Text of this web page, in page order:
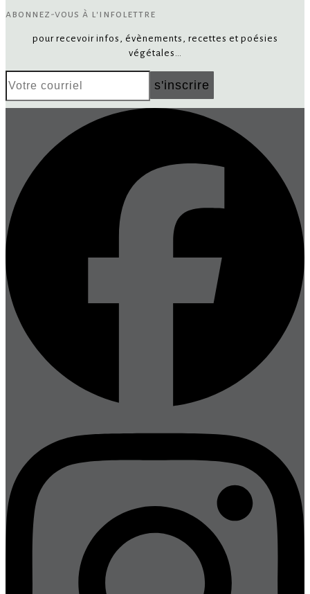
abonnez-vous à l'infolettre
pour recevoir infos, évènements, recettes et poésies
végétales…
Votre
courriel
s'inscrire